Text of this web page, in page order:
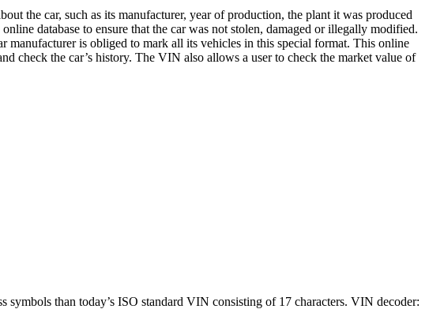
the car, such as its manufacturer, year of production, the plant it was produced
database to ensure that the car was not stolen, damaged or illegally modified.
is obliged to mark all its vehicles in this special format. This online
check the car’s history. The VIN also allows a user to check the market value of
symbols than today’s ISO standard VIN consisting of 17 characters. VIN decoder: